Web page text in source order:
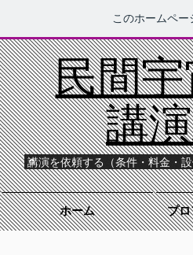
このホームペー
民間
講
講演を依頼する（条件・料金・
ホーム プ